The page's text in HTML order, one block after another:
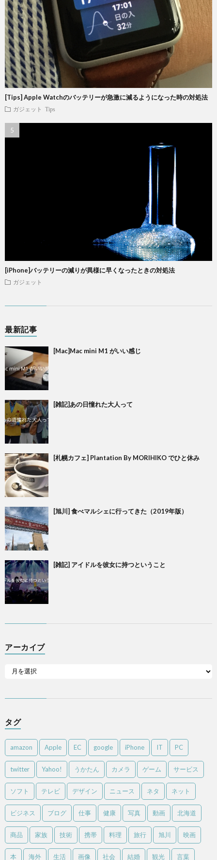
[Tips] Apple Watchのバッテリーが急激に減るようになった時の対処法
ガジェット Tips
[iPhone]バッテリーの減りが異様に早くなったときの対処法
ガジェット
最新記事
[Mac]Mac mini M1 がいい感じ
[雑記]あの日憧れた大人って
[札幌カフェ] Plantation By MORIHIKO でひと休み
[旭川] 食べマルシェに行ってきた（2019年版）
[雑記] アイドルを彼女に持つということ
アーカイブ
タグ
amazon Apple EC google iPhone IT PC
twitter Yahoo! うかたん カメラ ゲーム サービス
ソフト テレビ デザイン ニュース ネタ ネット
ビジネス ブログ 仕事 健康 写真 動画 北海道
商品 家族 技術 携帯 料理 旅行 旭川 映画
本 海外 生活 画像 社会 結婚 観光 言葉